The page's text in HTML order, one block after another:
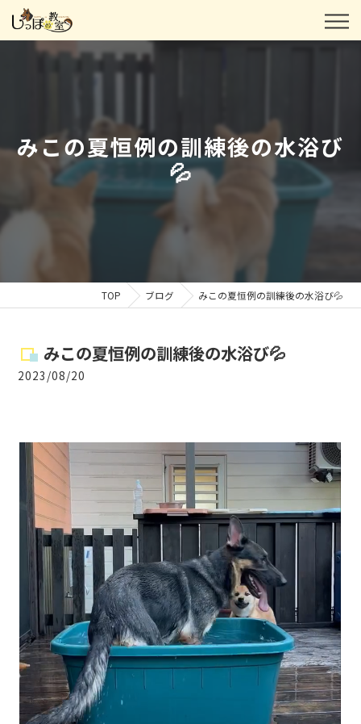
みこの夏恒例の訓練後の水浴び
💦
TOP ブログ みこの夏恒例の訓練後の水浴び💦
みこの夏恒例の訓練後の水浴び💦
2023/08/20